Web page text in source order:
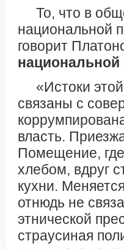
То, что в
национальной
говорит
национальной
«Истоки
связаны с
власть.
Помещение,
хлебом, вдруг
кухни.
отнюдь не
этнической
страусиная